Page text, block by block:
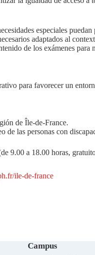
especiales
adaptados al
de los exámenes para
para favorecer un
de Île-de-France.
de las personas con
9.00 a 18.00 horas,
ile-de-france
Campus